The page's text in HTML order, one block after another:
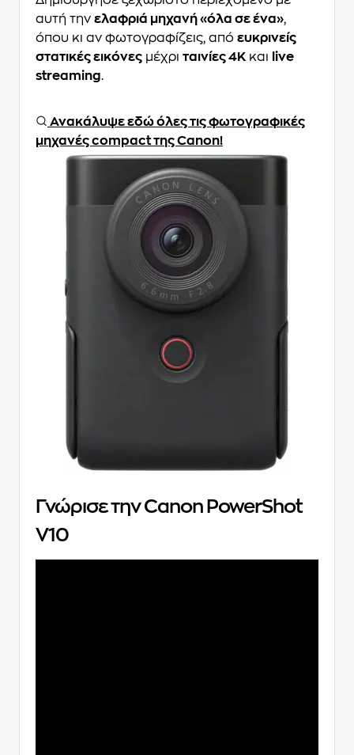
αυτή την ελαφριά μηχανή «όλα σε ένα»,
όπου κι αν φωτογραφίζεις, από ευκρινείς
στατικές εικόνες μέχρι ταινίες 4K και
live
streaming.
Ανακάλυψε εδώ όλες τις φωτογραφικές
μηχανές compact της Canon!
Γνώρισε την Canon PowerShot
V10